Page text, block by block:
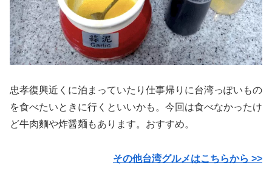
忠孝復興近くに泊まっていたり仕事帰りに台湾っぽいもの
を食べたいときに行くといいかも。今回は食べなかったけ
ど牛肉麵や炸醤麺もあります。おすすめ。
その他台湾グルメはこちらから >>